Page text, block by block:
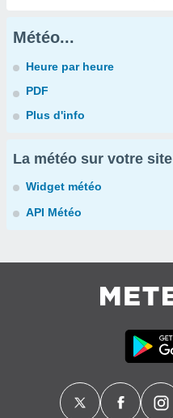
Météo...
Heure par heure
PDF
Plus d'info
La météo sur votre site
Widget météo
API Météo